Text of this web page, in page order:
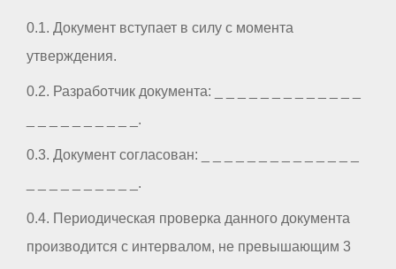
0.1. Документ вступает в силу с момента
утверждения.
0.2. Разработчик документа: _ _ _ _ _ _ _ _ _ _ _ _ _
_ _ _ _ _ _ _ _ _ _.
0.3. Документ согласован: _ _ _ _ _ _ _ _ _ _ _ _ _ _
_ _ _ _ _ _ _ _ _ _.
0.4. Периодическая проверка данного документа
производится с интервалом, не превышающим 3